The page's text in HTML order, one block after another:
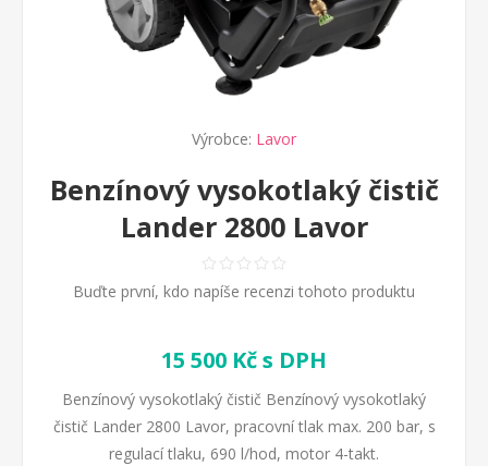
Výrobce: Lavor
Benzínový vysokotlaký čistič
Lander 2800 Lavor
Buďte první, kdo napíše recenzi tohoto produktu
15 500 Kč s DPH
Benzínový vysokotlaký čistič Benzínový vysokotlaký
čistič Lander 2800 Lavor, pracovní tlak max. 200 bar, s
regulací tlaku, 690 l/hod, motor 4-takt.